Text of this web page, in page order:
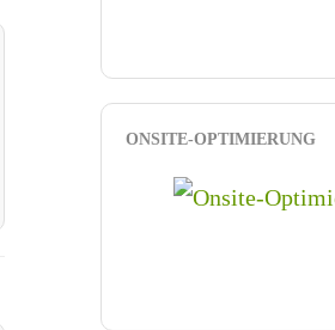
ONSITE-OPTIMIERUNG